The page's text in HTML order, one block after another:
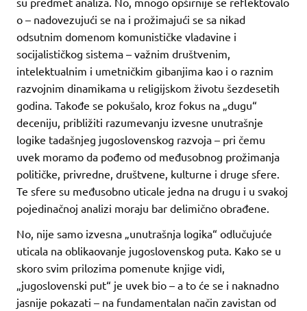
o – nadovezujući se na i prožimajući se sa nikad
odsutnim domenom komunističke vladavine i
socijalističkog sistema – važnim društvenim,
intelektualnim i umetničkim gibanjima kao i o raznim
razvojnim dinamikama u religijskom životu šezdesetih
godina. Takođe se pokušalo, kroz fokus na „dugu“
deceniju, približiti razumevanju izvesne unutrašnje
logike tadašnjeg jugoslovenskog razvoja – pri čemu
uvek moramo da pođemo od međusobnog prožimanja
političke, privredne, društvene, kulturne i druge sfere.
Te sfere su međusobno uticale jedna na drugu i u svakoj
pojedinačnoj analizi moraju bar delimično obrađene.
No, nije samo izvesna „unutrašnja logika“ odlučujuće
uticala na oblikaovanje jugoslovenskog puta. Kako se u
skoro svim prilozima pomenute knjige vidi,
„jugoslovenski put“ je uvek bio – a to će se i naknadno
jasnije pokazati – na fundamentalan način zavistan od